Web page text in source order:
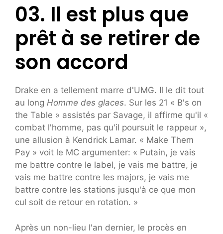
03. Il est plus que
prêt à se retirer de
son accord
Drake en a tellement marre d'UMG. Il le dit tout
au long Homme des glaces. Sur les 21 « B's on
the Table » assistés par Savage, il affirme qu'il «
combat l'homme, pas qu'il poursuit le rappeur »,
une allusion à Kendrick Lamar. « Make Them
Pay » voit le MC argumenter: « Putain, je vais
me battre contre le label, je vais me battre, je
vais me battre contre les majors, je vais me
battre contre les stations jusqu'à ce que mon
cul soit de retour en rotation. »
Après un non-lieu l'an dernier, le procès en